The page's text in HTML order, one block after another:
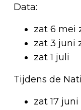
Data:
zat 6 mei
zat 3 juni
zat 1 juli
Tijdens de
zat 17 juni